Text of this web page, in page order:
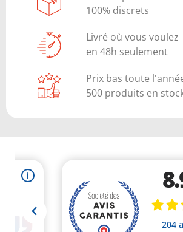
100% discrets
Livré où vous voulez
en 48h seulement
Prix bas toute
500 produits en